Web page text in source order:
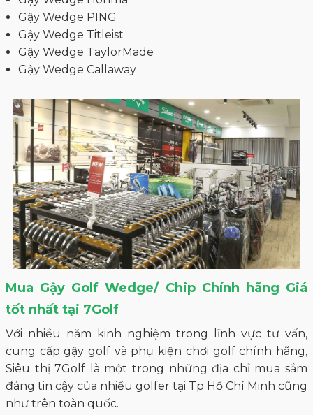
Gậy Wedge PING
Gậy Wedge Titleist
Gậy Wedge TaylorMade
Gậy Wedge Callaway
Mua Gậy Golf Wedge/ Chip Chính hãng Giá
tốt nhất tại 7Golf
Với nhiều năm kinh nghiệm trong lĩnh vực tư vấn,
cung cấp gậy golf và phụ kiện chơi golf chính hãng,
Siêu thị 7Golf là một trong những địa chỉ mua sắm
đáng tin cậy của nhiều golfer tại Tp Hồ Chí Minh cũng
như trên toàn quốc.